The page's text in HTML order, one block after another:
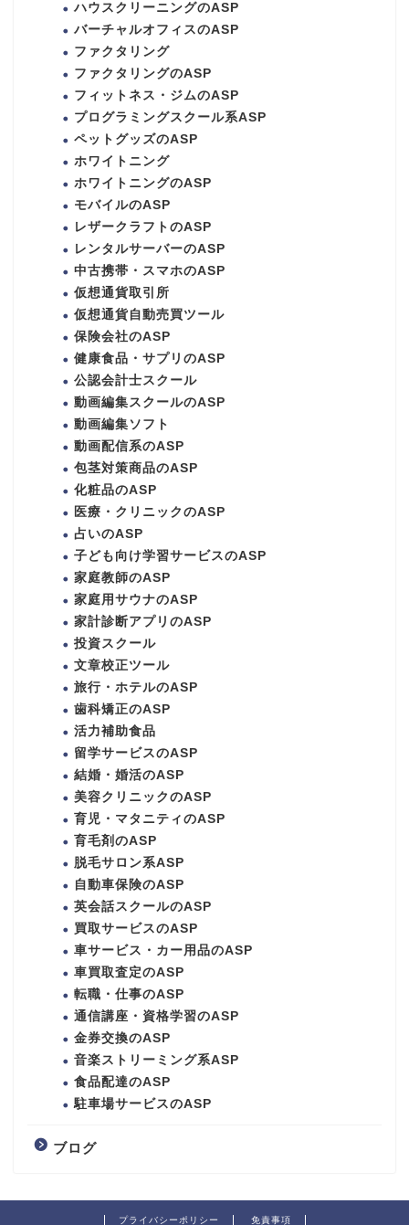
ハウスクリーニングのASP
バーチャルオフィスのASP
ファクタリング
ファクタリングのASP
フィットネス・ジムのASP
プログラミングスクール系ASP
ペットグッズのASP
ホワイトニング
ホワイトニングのASP
モバイルのASP
レザークラフトのASP
レンタルサーバーのASP
中古携帯・スマホのASP
仮想通貨取引所
仮想通貨自動売買ツール
保険会社のASP
健康食品・サプリのASP
公認会計士スクール
動画編集スクールのASP
動画編集ソフト
動画配信系のASP
包茎対策商品のASP
化粧品のASP
医療・クリニックのASP
占いのASP
子ども向け学習サービスのASP
家庭教師のASP
家庭用サウナのASP
家計診断アプリのASP
投資スクール
文章校正ツール
旅行・ホテルのASP
歯科矯正のASP
活力補助食品
留学サービスのASP
結婚・婚活のASP
美容クリニックのASP
育児・マタニティのASP
育毛剤のASP
脱毛サロン系ASP
自動車保険のASP
英会話スクールのASP
買取サービスのASP
車サービス・カー用品のASP
車買取査定のASP
転職・仕事のASP
通信講座・資格学習のASP
金券交換のASP
音楽ストリーミング系ASP
食品配達のASP
駐車場サービスのASP
ブログ
プライバシーポリシー 免責事項